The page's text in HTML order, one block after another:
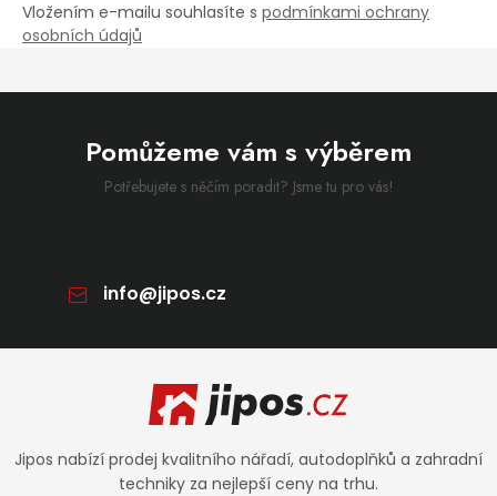
Vložením e-mailu souhlasíte s podmínkami ochrany
osobních údajů
Pomůžeme vám s výběrem
Potřebujete s něčím poradit? Jsme tu pro vás!
info@jipos.cz
Jipos nabízí prodej kvalitního nářadí, autodoplňků a zahradní
techniky za nejlepší ceny na trhu.